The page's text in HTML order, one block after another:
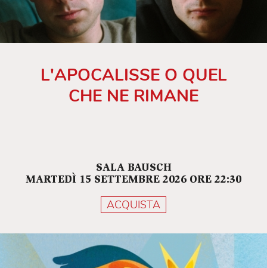
L'APOCALISSE O QUEL
CHE NE RIMANE
SALA BAUSCH
MARTEDÌ 15 SETTEMBRE 2026 ORE 22:30
ACQUISTA